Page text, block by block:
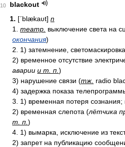
10
blackout
1. [ʹblækaʋt] n
1. театр. выключение света на
окончания)
2. 1) затемнение, светомаскировка
2) временное отсутствие
аварии и т. п. )
3) нарушение связи (тж. radio
4) задержка показа
3. 1) временная потеря сознания;
2) временная слепота (лётчика
т. п. )
4. 1) вымарка, исключение из
2) запрет на публикацию